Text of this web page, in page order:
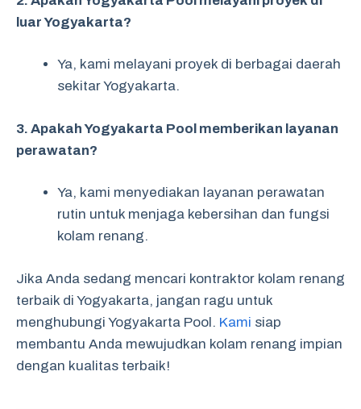
luar Yogyakarta?
Ya, kami melayani proyek di berbagai daerah
sekitar Yogyakarta.
3. Apakah Yogyakarta Pool memberikan layanan
perawatan?
Ya, kami menyediakan layanan perawatan
rutin untuk menjaga kebersihan dan fungsi
kolam renang.
Jika Anda sedang mencari kontraktor kolam renang
terbaik di Yogyakarta, jangan ragu untuk
menghubungi Yogyakarta Pool. Kami siap
membantu Anda mewujudkan kolam renang impian
dengan kualitas terbaik!